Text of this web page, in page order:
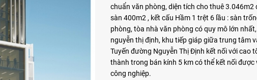
chuẩn văn phòng, diện tích cho thuê 3.046m2
sàn 400m2 , kết cấu Hầm 1 trệt 6 lầu : sàn
phòng, tòa nhà văn phòng có quy mô lớn
nguyễn thị định, khu tiếp giáp giữa trung tâm
Tuyến đường Nguyễn Thị Định kết nối với cao
thành trong bán kính 5 km có thể kết nối được
công nghiệp.